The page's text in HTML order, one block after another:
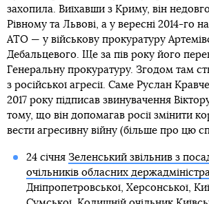
захопила. Виїхавши з Криму, він
Рівному та Львові, а у вересні 2014-го
АТО — у військову прокуратуру
Дебальцевого. Ще за пів року його
Генеральну прокуратуру. Згодом там
з російської агресії. Саме Руслан
2017 року підписав звинувачення
тому, що він допомагав росії змінити
вести агресивну війну (більше про цю
24 січня Зеленський звільнив з
очільників обласних
Дніпропетровської, Херсонської,